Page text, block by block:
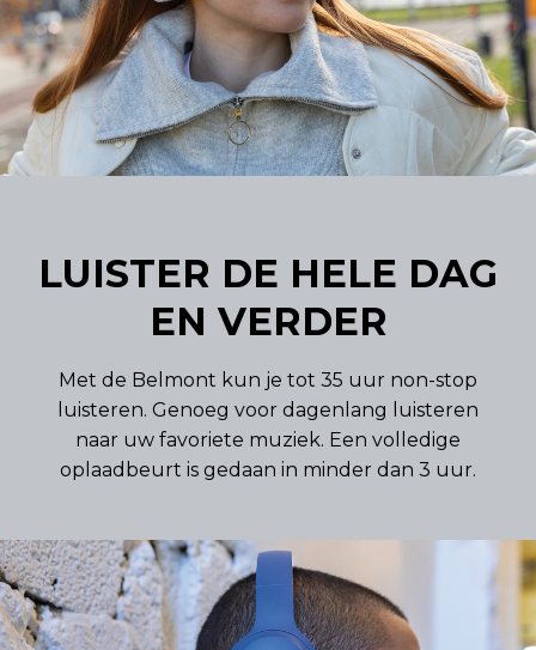
LUISTER DE HELE DAG
EN VERDER
Met de Belmont kun je tot 35 uur non-stop
luisteren. Genoeg voor dagenlang luisteren
naar uw favoriete muziek. Een volledige
oplaadbeurt is gedaan in minder dan 3 uur.